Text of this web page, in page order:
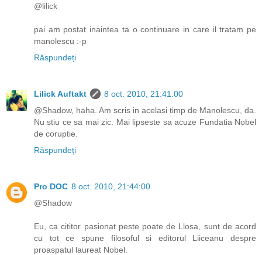
@lilick
pai am postat inaintea ta o continuare in care il tratam pe
manolescu :-p
Răspundeți
Lilick Auftakt
8 oct. 2010, 21:41:00
@Shadow, haha. Am scris in acelasi timp de Manolescu, da.
Nu stiu ce sa mai zic. Mai lipseste sa acuze Fundatia Nobel
de coruptie.
Răspundeți
Pro DOC 8 oct. 2010, 21:44:00
@Shadow
Eu, ca cititor pasionat peste poate de Llosa, sunt de acord
cu tot ce spune filosoful si editorul Liiceanu despre
proaspatul laureat Nobel.